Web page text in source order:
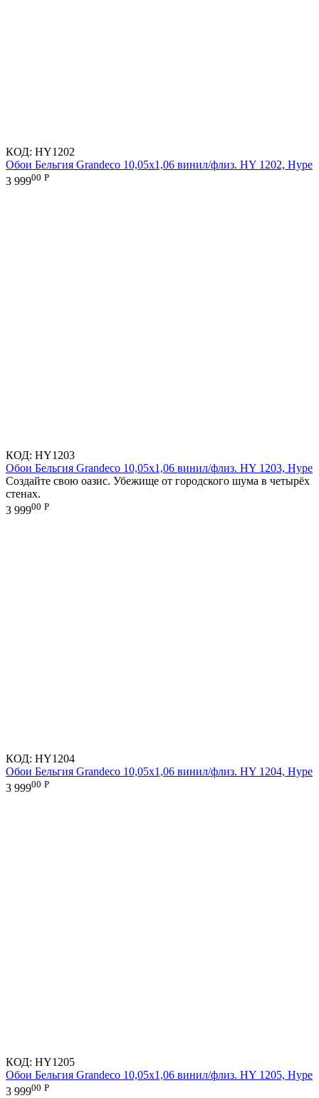
КОД: HY1202
Обои Бельгия Grandeco 10,05х1,06 винил/флиз. HY 1202, Hype
3 99900 Р
КОД: HY1203
Обои Бельгия Grandeco 10,05х1,06 винил/флиз. HY 1203, Hype
Создайте свою оазис. Убежище от городского шума в четырёх
стенах.
3 99900 Р
КОД: HY1204
Обои Бельгия Grandeco 10,05х1,06 винил/флиз. HY 1204, Hype
3 99900 Р
КОД: HY1205
Обои Бельгия Grandeco 10,05х1,06 винил/флиз. HY 1205, Hype
3 99900 Р